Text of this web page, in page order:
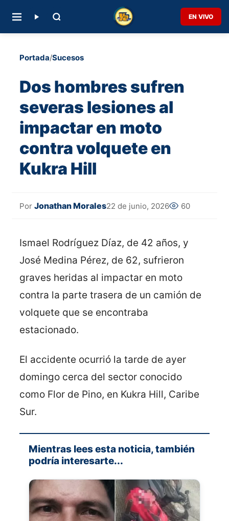
EN VIVO
Portada/Sucesos
Dos hombres sufren
severas lesiones al
impactar en moto
contra volquete en
Kukra Hill
Por Jonathan Morales22 de junio, 2026 60
Ismael Rodríguez Díaz, de 42 años, y
José Medina Pérez, de 62, sufrieron
graves heridas al impactar en moto
contra la parte trasera de un camión de
volquete que se encontraba
estacionado.
El accidente ocurrió la tarde de ayer
domingo cerca del sector conocido
como Flor de Pino, en Kukra Hill, Caribe
Sur.
Mientras lees esta noticia, también
podría interesarte...